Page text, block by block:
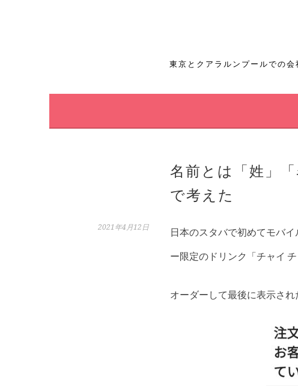
へ
東京とクアラルンプールでの
名前とは「姓」
で考えた
2021年4月12日
日本のスタバで初めてモバ
ー限定のドリンク「チャイ
オーダーして最後に表示され